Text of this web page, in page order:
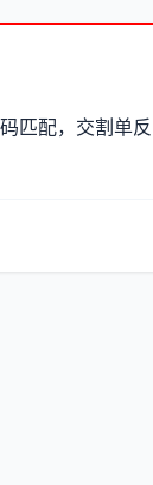
配，交割单